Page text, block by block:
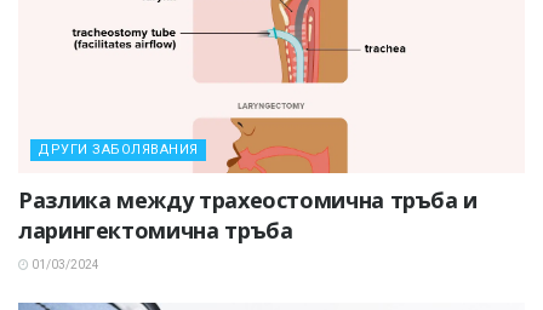
ДРУГИ ЗАБОЛЯВАНИЯ
Разлика между трахеостомична тръба и
ларингектомична тръба
01/03/2024